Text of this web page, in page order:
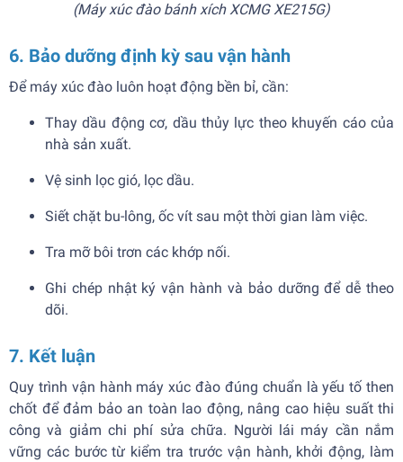
(Máy xúc đào bánh xích XCMG XE215G)
6. Bảo dưỡng định kỳ sau vận hành
Để máy xúc đào luôn hoạt động bền bỉ, cần:
Thay dầu động cơ, dầu thủy lực theo khuyến cáo của
nhà sản xuất.
Vệ sinh lọc gió, lọc dầu.
Siết chặt bu-lông, ốc vít sau một thời gian làm việc.
Tra mỡ bôi trơn các khớp nối.
Ghi chép nhật ký vận hành và bảo dưỡng để dễ theo
dõi.
7. Kết luận
Quy trình vận hành máy xúc đào đúng chuẩn là yếu tố then
chốt để đảm bảo an toàn lao động, nâng cao hiệu suất thi
công và giảm chi phí sửa chữa. Người lái máy cần nắm
vững các bước từ kiểm tra trước vận hành, khởi động, làm